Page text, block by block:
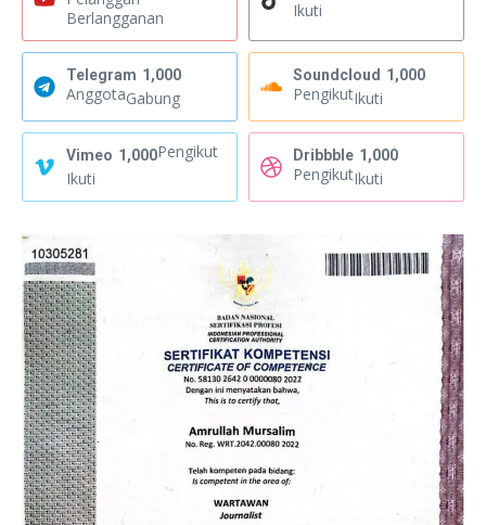
Berlangganan
Ikuti
Telegram 1,000
AnggotaGabung
Soundcloud 1,000
PengikutIkuti
Vimeo 1,000Pengikut
Ikuti
Dribbble 1,000
PengikutIkuti